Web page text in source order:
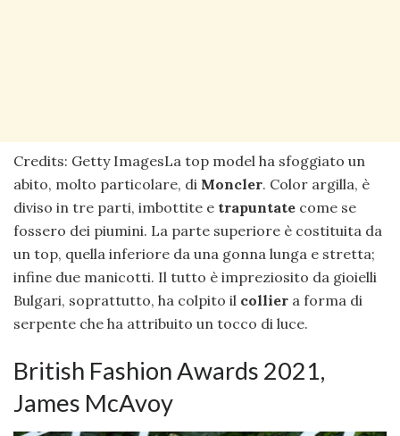
Credits: Getty ImagesLa top model ha sfoggiato un
abito, molto particolare, di Moncler. Color argilla, è
diviso in tre parti, imbottite e trapuntate come se
fossero dei piumini. La parte superiore è costituita da
un top, quella inferiore da una gonna lunga e stretta;
infine due manicotti. Il tutto è impreziosito da gioielli
Bulgari, soprattutto, ha colpito il collier a forma di
serpente che ha attribuito un tocco di luce.
British Fashion Awards 2021,
James McAvoy